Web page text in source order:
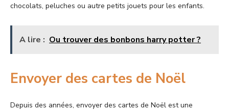
chocolats, peluches ou autre petits jouets pour les enfants.
A lire : Ou trouver des bonbons harry potter ?
Envoyer des cartes de Noël
Depuis des années, envoyer des cartes de Noël est une